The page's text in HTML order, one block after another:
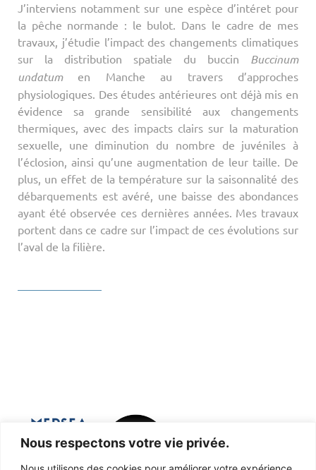
Nous respectons votre vie privée.
J’interviens notamment sur une espèce d’intéret pour
la pêche normande : le bulot. Dans le cadre de mes
travaux, j’étudie l’impact des changements climatiques
sur la distribution spatiale du buccin Buccinum
undatumen Manche au travers d’approches
physiologiques. Des études antérieures ont déjà mis en
évidence sa grande sensibilité aux changements
thermiques, avec des impacts clairs sur la maturation
sexuelle, une diminution du nombre de juvéniles à
l’éclosion, ainsi qu’une augmentation de leur taille. De
plus, un effet de la température sur la saisonnalité des
débarquements est avéré, une baisse des abondances
ayant été observée ces dernières années. Mes travaux
portent dans ce cadre sur l’impact de ces évolutions sur
l’aval de la filière.